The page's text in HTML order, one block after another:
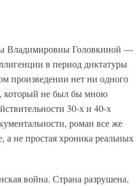
Владимировны Головкиной —
в период диктатуры
произведении нет ни одного
который не был бы мною
30-х и 40-х
роман все же
а не простая хроника реальных
война. Страна разрушена,